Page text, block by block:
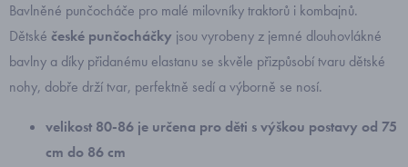
Bavlněné punčocháče pro malé milovníky traktorů i kombajnů.
Dětské české punčocháčky jsou vyrobeny z jemné dlouhovlákné
bavlny a díky přidanému elastanu se skvěle přizpůsobí tvaru dětské
nohy, dobře drží tvar, perfektně sedí a výborně se nosí.
velikost 80-86 je určena pro děti s výškou postavy od 75
cm do 86 cm